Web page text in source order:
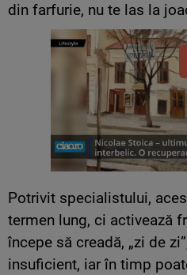
din farfurie, nu te las la
Potrivit specialistului,
termen lung, ci activează
începe să creadă, „zi de
insuficient, iar în timp